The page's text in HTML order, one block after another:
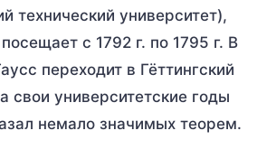
технический университет),
с 1792 г. по 1795 г. В
переходит в Гёттингский
свои университетские годы
немало значимых теорем.